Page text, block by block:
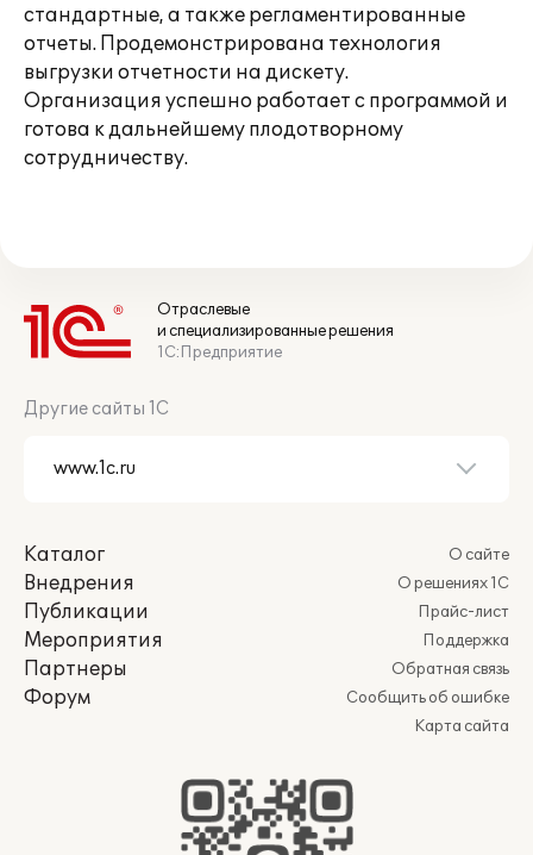
стандартные, а также регламентированные
отчеты. Продемонстрирована технология
выгрузки отчетности на дискету.
Организация успешно работает с программой и
готова к дальнейшему плодотворному
сотрудничеству.
Отраслевые
и специализированные решения
1С:Предприятие
Другие сайты 1С
Каталог
Внедрения
Публикации
Мероприятия
Партнеры
Форум
О сайте
О решениях 1С
Прайс-лист
Поддержка
Обратная связь
Сообщить об ошибке
Карта сайта